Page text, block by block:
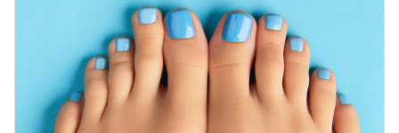
isso reflete nos efeitos e nos cuidados desse ritual. Vitória
Contini, professora de Cosmetologia Clínica na FMU, explica
que a prática pode ser feita com água quente, morna ou fria,
conforme o objetivo da pessoa, e costuma trazer benefícios
para a pele e a circulação. “No frio, a água aquecida
promove conforto térmico e vasodilatação; no calor,
temperaturas mais baixas refrescam e ajudam a reduzir